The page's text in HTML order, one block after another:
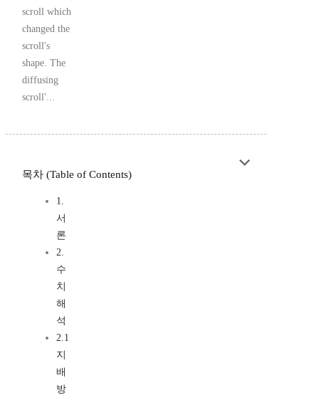
scroll which
changed the
scroll's
shape. The
diffusing
scroll'...
목차 (Table of Contents)
1.
서
론
2.
수
치
해
석
2.1
지
배
방